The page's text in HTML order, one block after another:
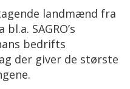
landmænd fra
SAGRO’s
bedrifts
der giver de største